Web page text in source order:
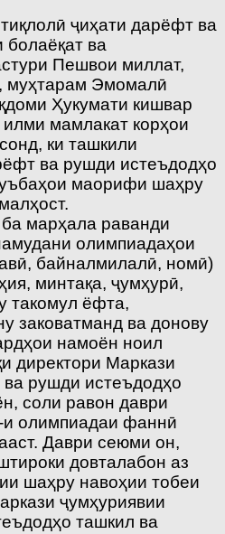
ҷиҳати дарёфт ва
болаёқат ва
Пешвои миллат,
муҳтарам Эмомалӣ
Ҳукумати кишвар
мамлакат корҳои
ки ташкили
ва рушди истеъдодҳо
маорифи шаҳру
марҳала раванди
олимпиадаҳои
байналмилалӣ, номӣ)
минтақа, ҷумҳурӣ,
такомул ёфта,
заковатманд ва донову
намоён ноил
директори Маркази
рушди истеъдодҳо
соли равон даври
и олимпиадаи фаннӣ
Даври сеюми он,
довталабон аз
шаҳру навоҳии тобеи
ҷумҳуриявии
ташкил ва